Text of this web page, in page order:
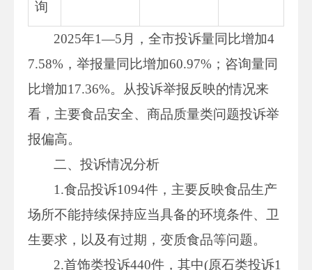
询
2025年1—5月，全市投诉量同比增加4
7.58%，举报量同比增加60.97%；咨询量同
比增加17.36%。从投诉举报反映的情况来
看，主要食品安全、商品质量类问题投诉举
报偏高。
二、投诉情况分析
1.食品投诉1094件，主要反映食品生产
场所不能持续保持应当具备的环境条件、卫
生要求，以及有过期，变质食品等问题。
2.首饰类投诉440件，其中(原石类投诉1